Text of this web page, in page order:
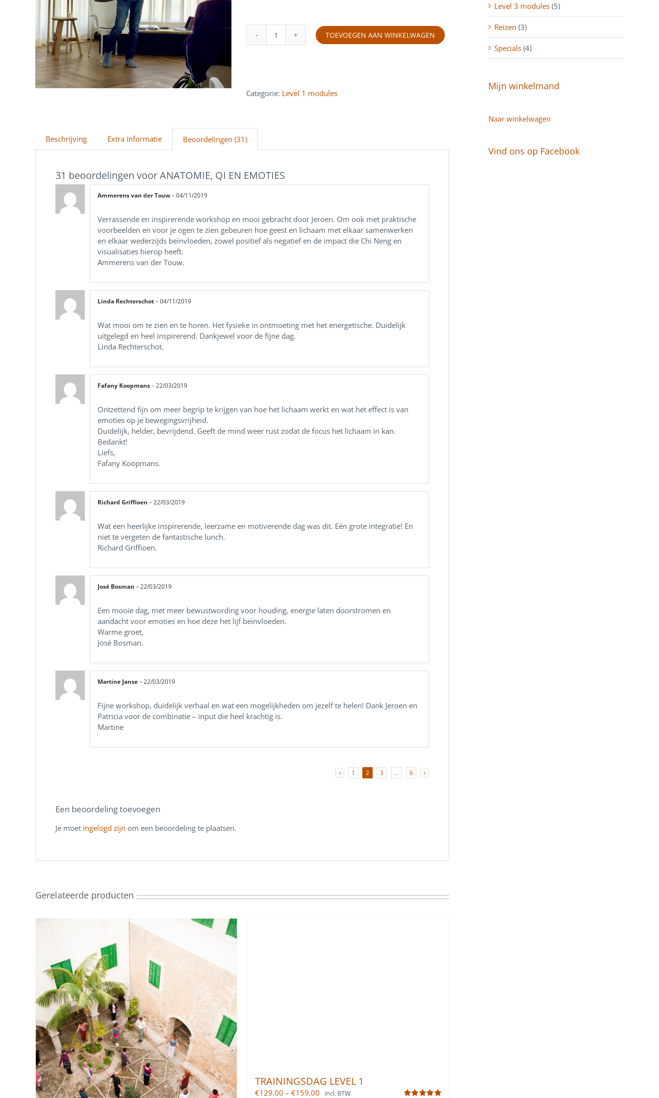
ANATOMIE,
TOEVOEGEN AAN WINKELWAGEN
Categorie: Level 1 modules
Beschrijving Extra informatie Beoordelingen (31)
31 beoordelingen voorANATOMIE, QI EN EMOTIES
Ammerens van der Touw–04/11/2019
Verrassende en inspirerende workshop en mooi gebracht door Jeroen. Om ook met praktische
voorbeelden en voor je ogen te zien gebeuren hoe geest en lichaam met elkaar samenwerken
en elkaar wederzijds beïnvloeden, zowel positief als negatief en de impact die Chi Neng en
visualisaties hierop heeft.
Ammerens van der Touw.
Linda Rechterschot–04/11/2019
Wat mooi om te zien en te horen. Het fysieke in ontmoeting met het energetische. Duidelijk
uitgelegd en heel inspirerend. Dankjewel voor de fijne dag.
Linda Rechterschot.
Fafany Koopmans–22/03/2019
Ontzettend fijn om meer begrip te krijgen van hoe het lichaam werkt en wat het effect is van
emoties op je bewegingsvrijheid.
Duidelijk, helder, bevrijdend. Geeft de mind weer rust zodat de focus het lichaam in kan.
Bedankt!
Liefs,
Fafany Koopmans.
Richard Griffioen –22/03/2019
Wat een heerlijke inspirerende, leerzame en motiverende dag was dit. Eén grote integratie! En
niet te vergeten de fantastische lunch.
Richard Griffioen.
José Bosman –22/03/2019
Een mooie dag, met meer bewustwording voor houding, energie laten doorstromen en
aandacht voor emoties en hoe deze het lijf beïnvloeden.
Warme groet,
José Bosman.
Martine Janse–22/03/2019
Fijne workshop, duidelijk verhaal en wat een mogelijkheden om jezelf te helen! Dank Jeroen en
Patricia voor de combinatie – input die heel krachtig is.
Martine
1 2 3 … 6
Een beoordeling toevoegen
Je moet ingelogd zijn om een beoordeling te plaatsen.
Gerelateerde producten
TRAININGSDAG LEVEL 1
€129,00 – €159,00 Price
incl. BTW
Level 3 modules (5)
Reizen (3)
Specials (4)
Mijn winkelmand
Naar winkelwagen
Vind ons op Facebook